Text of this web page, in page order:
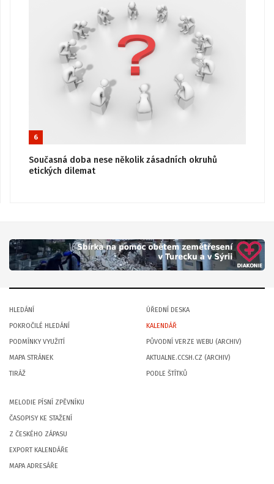
6
Současná doba nese několik zásadních okruhů
etických dilemat
HLEDÁNÍ
POKROČILÉ HLEDÁNÍ
PODMÍNKY VYUŽITÍ
MAPA STRÁNEK
TIRÁŽ
ÚŘEDNÍ DESKA
KALENDÁŘ
PŮVODNÍ VERZE WEBU (ARCHIV)
AKTUALNE.CCSH.CZ (ARCHIV)
PODLE ŠTÍTKŮ
MELODIE PÍSNÍ ZPĚVNÍKU
ČASOPISY KE STAŽENÍ
Z ČESKÉHO ZÁPASU
EXPORT KALENDÁŘE
MAPA ADRESÁŘE